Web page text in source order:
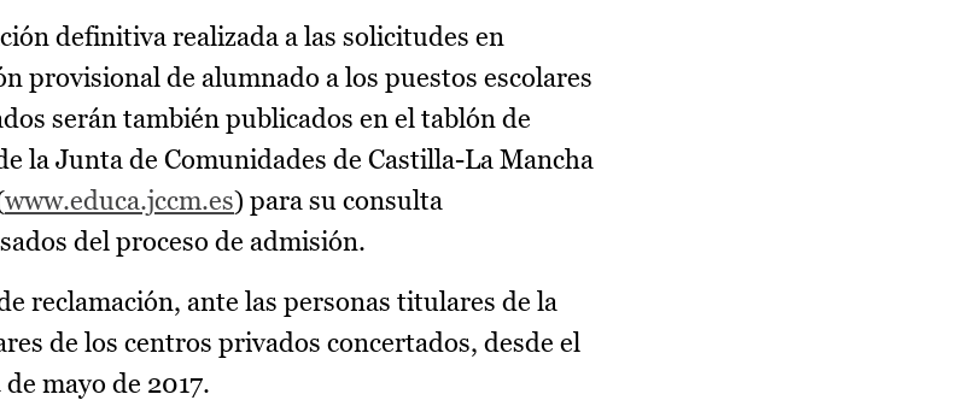
definitiva realizada a las solicitudes en
provisional de alumnado a los puestos escolares
serán también publicados en el tablón de
la Junta de Comunidades de Castilla-La Mancha
www.educa.jccm.es) para su consulta
del proceso de admisión.
reclamación, ante las personas titulares de la
de los centros privados concertados, desde el
mayo de 2017.